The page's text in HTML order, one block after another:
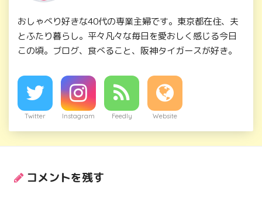
おしゃべり好きな40代の専業主婦です。東京都在住、夫
とふたり暮らし。平々凡々な毎日を愛おしく感じる今日
この頃。ブログ、食べること、阪神タイガースが好き。
Twitter Instagram Feedly Website
コメントを残す